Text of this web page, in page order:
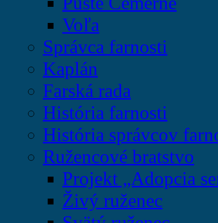
Voľa
Správca farnosti
Kaplán
Farská rada
História farnosti
História správcov
Ružencové bratstvo
Projekt „Adopcia
Živý ruženec